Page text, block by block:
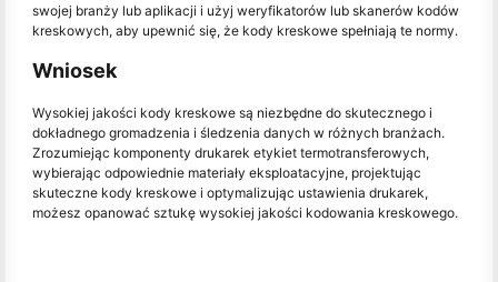
swojej branży lub aplikacji i użyj weryfikatorów lub skanerów kodów
kreskowych, aby upewnić się, że kody kreskowe spełniają te normy.
Wniosek
Wysokiej jakości kody kreskowe są niezbędne do skutecznego i
dokładnego gromadzenia i śledzenia danych w różnych branżach.
Zrozumiejąc komponenty drukarek etykiet termotransferowych,
wybierając odpowiednie materiały eksploatacyjne, projektując
skuteczne kody kreskowe i optymalizując ustawienia drukarek,
możesz opanować sztukę wysokiej jakości kodowania kreskowego.